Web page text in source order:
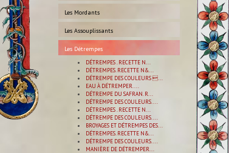
Les Mordants
Les Assouplissants
Les Détrempes
DÉTREMPES . RECETTE N...
DÉTREMPES. RECETTE N&...
DÉTREMPE DES COULEURS ...
EAU À DÉTREMPER....
DÉTREMPE DU SAFRAN. R...
DÉTREMPE DES COULEURS....
DÉTREMPES . RECETTE N...
DÉTREMPE DES COULEURS....
BROYAGES ET DÉTREMPES DES...
DÉTREMPES. RECETTE N&...
DÉTREMPE DES COULEURS....
MANIÈRE DE DÉTREMPER...